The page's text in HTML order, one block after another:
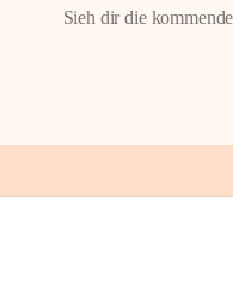
Sieh dir die